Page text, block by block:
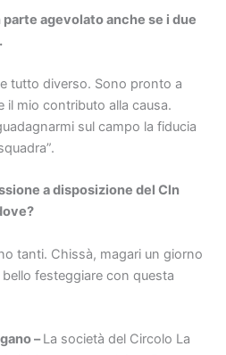
agevolato anche se i due
tutto diverso. Sono pronto a
il mio contributo alla causa.
sul campo la fiducia
a disposizione del Cln
tanti. Chissà, magari un giorno
festeggiare con questa
–La società del Circolo La